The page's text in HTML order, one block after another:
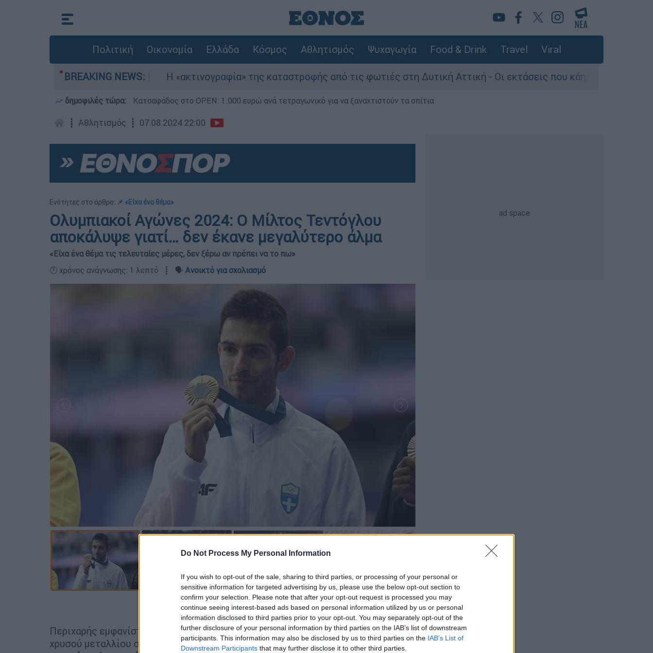
Do Not Process My Personal Information
If you wish to opt-out of the sale, sharing to third parties, or processing of your personal or
sensitive information for targeted advertising by us, please use the below opt-out section to
confirm your selection. Please note that after your opt-out request is processed you may
continue seeing interest-based ads based on personal information utilized by us or personal
information disclosed to third parties prior to your opt-out. You may separately opt-out of the
further disclosure of your personal information by third parties on the IAB’s list of downstream
participants. This information may also be disclosed by us to third parties on the IAB’s List of
Downstream Participants that may further disclose it to other third parties.
Πολιτική Οικονομία Ελλάδα Κόσμος Αθλητισμός Ψυχαγωγία Food & Drink Travel Viral
BREAKING NEWS:
τρία αεροσκάφη Η «ακτινογραφία» της καταστροφής από τις φωτιές στη Δυτική Αττική - Οι εκτάσεις που κάηκαν και η επόμενη
δημοφιλές τώρα: Κατσαφάδος στο OPEN: 1.000 ευρώ ανά τετραγωνικό για να ξαναχτιστούν τα σπίτια
┋ Αθλητισμός ┋ 07.08.2024 22:00
Ενότητες στο άρθρο: 📌 «Είχα ένα θέμα»
Ολυμπιακοί Αγώνες 2024: Ο Μίλτος Τεντόγλου
αποκάλυψε γιατί… δεν έκανε μεγαλύτερο άλμα
«Είχα ένα θέμα τις τελευταίες μέρες, δεν ξέρω αν πρέπει να το πω»
🕛 χρόνος ανάγνωσης: 1 λεπτό ┋ 🗣️ Ανοικτό για σχολιασμό
Προσθέστε το ΕΘΝΟΣ στη Google
Περιχαρής εμφανίστηκε ο Μίλτος Τεντόγλουμετά την τελετή απονομής στου
χρυσού μεταλλίου στο άλμα εις μήκος, στουςΟλυμπιακούς Αγώνες 2024. Όμως, ο